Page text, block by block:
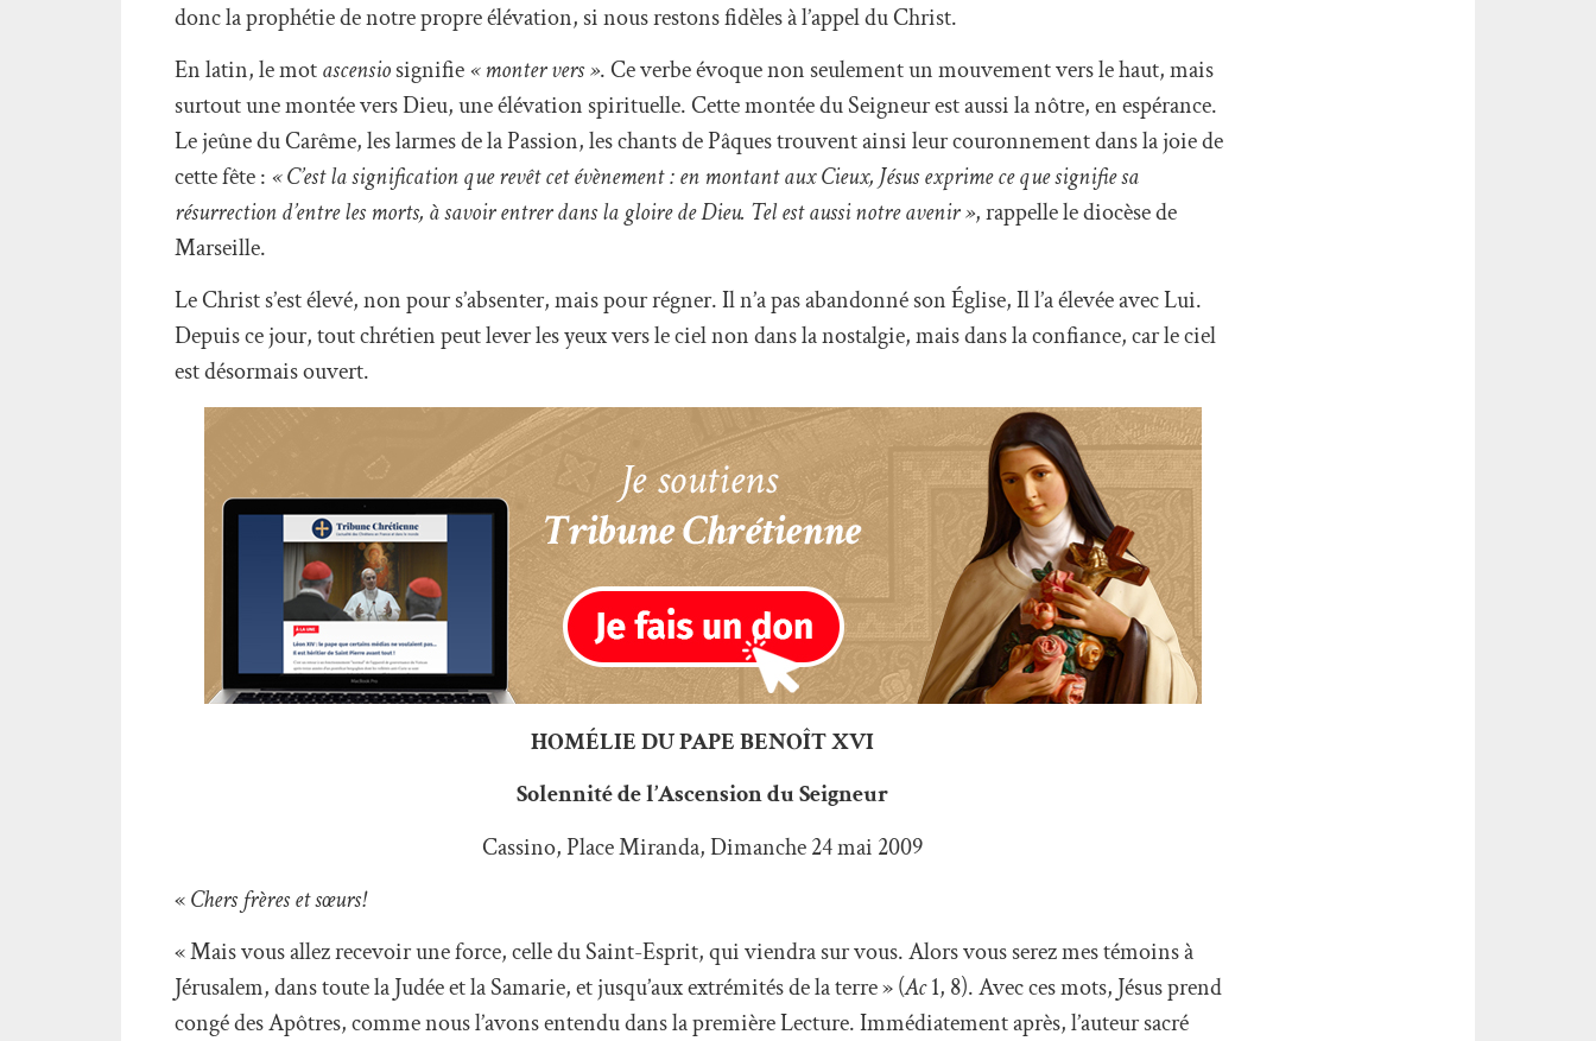
donc la prophétie de notre propre élévation, si nous restons fidèles à l’appel du Christ.
En latin, le motascensiosignifie« monter vers ». Ce verbe évoque non seulement un mouvement vers le haut, mais
surtout une montée vers Dieu, une élévation spirituelle. Cette montée du Seigneur est aussi la nôtre, en espérance.
Le jeûne du Carême, les larmes de la Passion, les chants de Pâques trouvent ainsi leur couronnement dans la joie de
cette fête : « C’est la signification que revêt cet évènement : en montant aux Cieux, Jésus exprime ce que signifie sa
résurrection d’entre les morts, à savoir entrer dans la gloire de Dieu. Tel est aussi notre avenir », rappelle le diocèse de
Marseille.
Le Christ s’est élevé, non pour s’absenter, mais pour régner. Il n’a pas abandonné son Église, Il l’a élevée avec Lui.
Depuis ce jour, tout chrétien peut lever les yeux vers le ciel non dans la nostalgie, mais dans la confiance, car le ciel
est désormais ouvert.
HOMÉLIE DU PAPE BENOÎT XVI
Solennité de l’Ascension du Seigneur
Cassino, Place Miranda, Dimanche 24 mai 2009
«Chers frères et sœurs!
« Mais vous allez recevoir une force, celle du Saint-Esprit, qui viendra sur vous. Alors vous serez mes témoins à
Jérusalem, dans toute la Judée et la Samarie, et jusqu’aux extrémités de la terre » (Ac1, 8). Avec ces mots, Jésus prend
congé des Apôtres, comme nous l’avons entendu dans la première Lecture. Immédiatement après, l’auteur sacré